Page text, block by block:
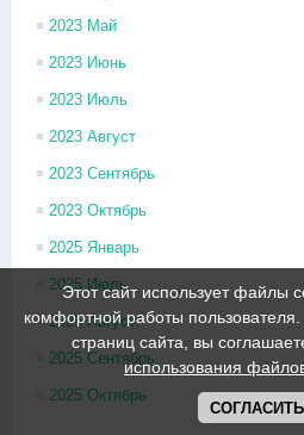
2023 Май
2023 Июнь
2023 Июль
2023 Август
2023 Сентябрь
2023 Октябрь
2025 Январь
2025 Июль
2025 Август
2025 Сентябрь
2025 Октябрь
Этот сайт использует файлы
комфортной работы
страниц сайта, вы
использования